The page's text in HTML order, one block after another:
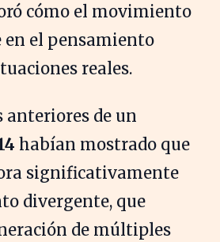
cómo el movimiento
el pensamiento
reales.
anteriores de un
habían mostrado que
significativamente
divergente, que
de múltiples